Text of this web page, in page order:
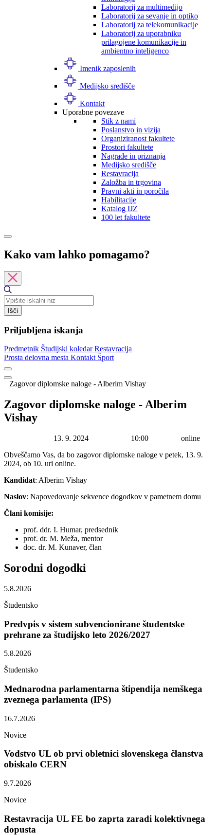
Laboratorij za multimedijo
Laboratorij za sevanje in optiko
Laboratorij za telekomunikacije
Laboratorij za uporabniku
prilagojene komunikacije in
ambientno inteligenco
Imenik zaposlenih
Medijsko središče
Kontakt
Uporabne povezave
Stik z nami
Poslanstvo in vizija
Organiziranost fakultete
Prostori fakultete
Nagrade in priznanja
Medijsko središče
Restavracija
Založba in trgovina
Pravni akti in poročila
Habilitacije
Katalog IJZ
100 let fakultete
Kako vam lahko pomagamo?
Išči
Priljubljena iskanja
Predmetnik Študijski koledarRestavracija
Prosta delovna mesta Kontakt Šport
Zagovor diplomske naloge - Alberim Vishay
Zagovor diplomske naloge - Alberim
Vishay
13. 9. 2024 10:00
online
Obveščamo Vas, da bo zagovor diplomske naloge v petek, 13. 9.
2024, ob 10. uri online.
Kandidat: Alberim Vishay
Naslov: Napovedovanje sekvence dogodkov v pametnem domu
Člani komisije:
prof. ddr. I. Humar, predsednik
prof. dr. M. Meža, mentor
doc. dr. M. Kunaver, član
Sorodni dogodki
5.8.2026
Študentsko
Predvpis v sistem subvencionirane študentske
prehrane za študijsko leto 2026/2027
5.8.2026
Študentsko
Mednarodna parlamentarna štipendija nemškega
zveznega parlamenta (IPS)
16.7.2026
Novice
Vodstvo UL ob prvi obletnici slovenskega članstva
obiskalo CERN
9.7.2026
Novice
Restavracija UL FE bo zaprta zaradi kolektivnega
dopusta